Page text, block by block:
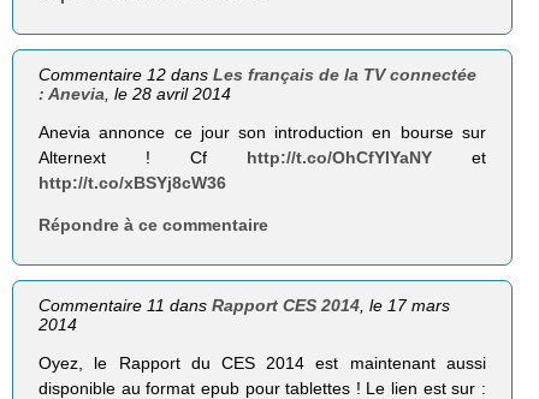
Commentaire 12 dansLes français de la TV connectée
: Anevia , le 28 avril 2014
Anevia annonce ce jour son introduction en bourse sur
Alternext ! Cf http://t.co/OhCfYIYaNYet
http://t.co/xBSYj8cW36
Répondre à ce commentaire
Commentaire 11 dansRapport CES 2014 , le 17 mars
2014
Oyez, le Rapport du CES 2014 est maintenant aussi
disponible au format epub pour tablettes ! Le lien est sur :